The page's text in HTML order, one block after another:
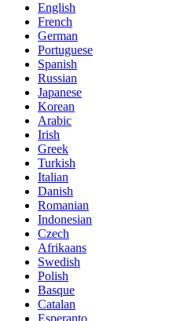
English
French
German
Portuguese
Spanish
Russian
Japanese
Korean
Arabic
Irish
Greek
Turkish
Italian
Danish
Romanian
Indonesian
Czech
Afrikaans
Swedish
Polish
Basque
Catalan